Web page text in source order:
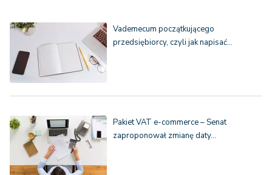
Vademecum początkującego
przedsiębiorcy, czyli jak napisać…
Pakiet VAT e-commerce – Senat
zaproponował zmianę daty…